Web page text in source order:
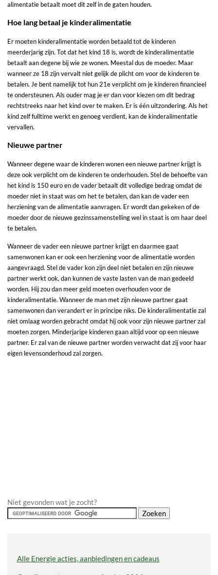
alimentatie betaalt moet dit zelf in de gaten houden.
Hoe lang betaal je kinderalimentatie
Er moeten kinderalimentatie worden betaald tot de kinderen
meerderjarig zijn. Tot dat het kind 18 is, wordt de kinderalimentatie
betaalt aan degene bij wie ze wonen. Meestal dus de moeder. Maar
wanneer ze 18 zijn vervalt niet gelijk de plicht om voor de kinderen te
betalen. Je bent namelijk tot hun 21e verplicht om je kinderen financieel
te ondersteunen. Als ouder mag je er dan voor kiezen om dit bedrag
rechtstreeks naar het kind over te maken. Er is één uitzondering. Als het
kind zelf fulltime werkt en genoeg verdient, kan de kinderalimentatie
vervallen.
Nieuwe partner
Wanneer degene waar de kinderen wonen een nieuwe partner krijgt is
deze ook verplicht om de kinderen te onderhouden. Stel de behoefte van
het kind is 150 euro en de vader betaalt dit volledige bedrag omdat de
moeder niet in staat was om het te betalen, dan kan de vader een
herziening van de alimentatie aanvragen. Er wordt dan gekeken of de
moeder door de nieuwe gezinssamenstelling wel in staat is om haar deel
te betalen.
Wanneer de vader een nieuwe partner krijgt en daarmee gaat
samenwonen kan er ook een herziening voor de alimentatie worden
aangevraagd. Stel de vader kon zijn deel niet betalen en zijn nieuwe
partner werkt ook, dan kunnen de vaste lasten van de man gedeeld
worden. Hij zou dan meer geld moeten overhouden voor de
kinderalimentatie. Wanneer de man met zijn nieuwe partner gaat
samenwonen dan verandert er in principe niks. De kinderalimentatie zal
niet omlaag worden gebracht omdat hij ook voor zijn nieuwe partner zal
moeten zorgen. Minderjarige kinderen gaan altijd voor op een nieuwe
partner. Er zal van de nieuwe partner worden verwacht dat zij voor haar
eigen levensonderhoud zal zorgen.
Niet gevonden wat je zocht?
Alle Energie acties, aanbiedingen en cadeaus